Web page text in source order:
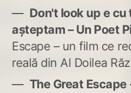
Don't look up e
așteptam – Un Poet
Escape – un film ce
reală din Al Doilea
The Great